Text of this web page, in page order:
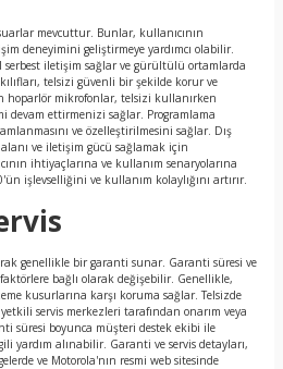
mevcuttur. Bunlar, kullanıcının
deneyimini geliştirmeye yardımcı olabilir.
iletişim sağlar ve gürültülü ortamlarda
telsizi güvenli bir şekilde korur ve
hoparlör mikrofonlar, telsizi kullanırken
devam ettirmenizi sağlar. Programlama
ve özelleştirilmesini sağlar. Dış
ve iletişim gücü sağlamak için
ihtiyaçlarına ve kullanım senaryolarına
işlevselliğini ve kullanım kolaylığını artırır.
genellikle bir garanti sunar. Garanti süresi ve
faktörlere bağlı olarak değişebilir. Genellikle,
kusurlarına karşı koruma sağlar. Telsizde
servis merkezleri tarafından onarım veya
süresi boyunca müşteri destek ekibi ile
yardım alınabilir. Garanti ve servis detayları,
ve Motorola'nın resmi web sitesinde